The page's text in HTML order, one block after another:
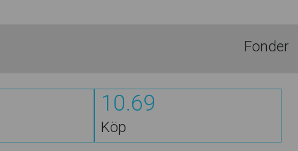
Fonder
10.69
Köp